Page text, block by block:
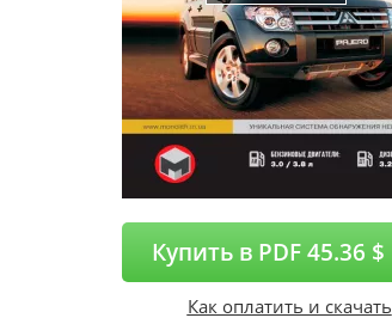
Купить в PDF 45.36 $
Как оплатить и скачать